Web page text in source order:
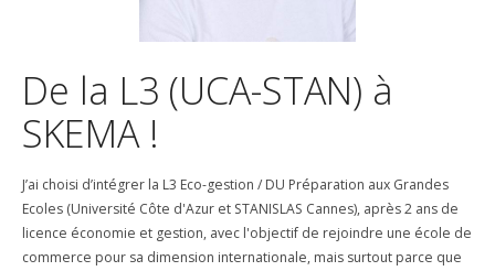
De la L3 (UCA-STAN) à
SKEMA !
J’ai choisi d’intégrer la L3 Eco-gestion / DU Préparation aux Grandes
Ecoles (Université Côte d'Azur et STANISLAS Cannes), après 2 ans de
licence économie et gestion, avec l'objectif de rejoindre une école de
commerce pour sa dimension internationale, mais surtout parce que